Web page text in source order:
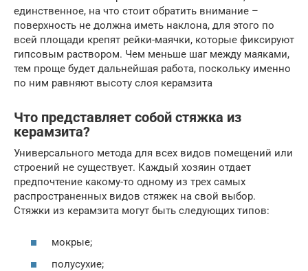
единственное, на что стоит обратить внимание –
поверхность не должна иметь наклона, для этого по
всей площади крепят рейки-маячки, которые фиксируют
гипсовым раствором. Чем меньше шаг между маяками,
тем проще будет дальнейшая работа, поскольку именно
по ним равняют высоту слоя керамзита
Что представляет собой стяжка из
керамзита?
Универсального метода для всех видов помещений или
строений не существует. Каждый хозяин отдает
предпочтение какому-то одному из трех самых
распространенных видов стяжек на свой выбор.
Стяжки из керамзита могут быть следующих типов:
мокрые;
полусухие;